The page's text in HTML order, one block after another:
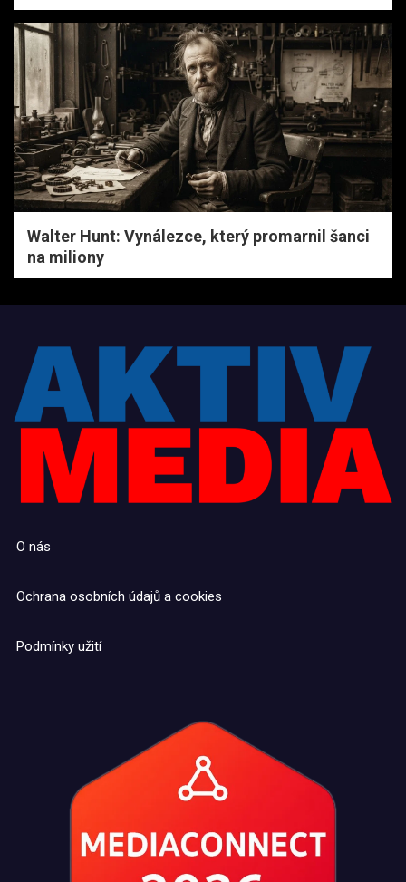
Walter Hunt: Vynálezce, který promarnil šanci
na miliony
O nás
Ochrana osobních údajů a cookies
Podmínky užití